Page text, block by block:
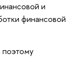
и
финансовой
поэтому